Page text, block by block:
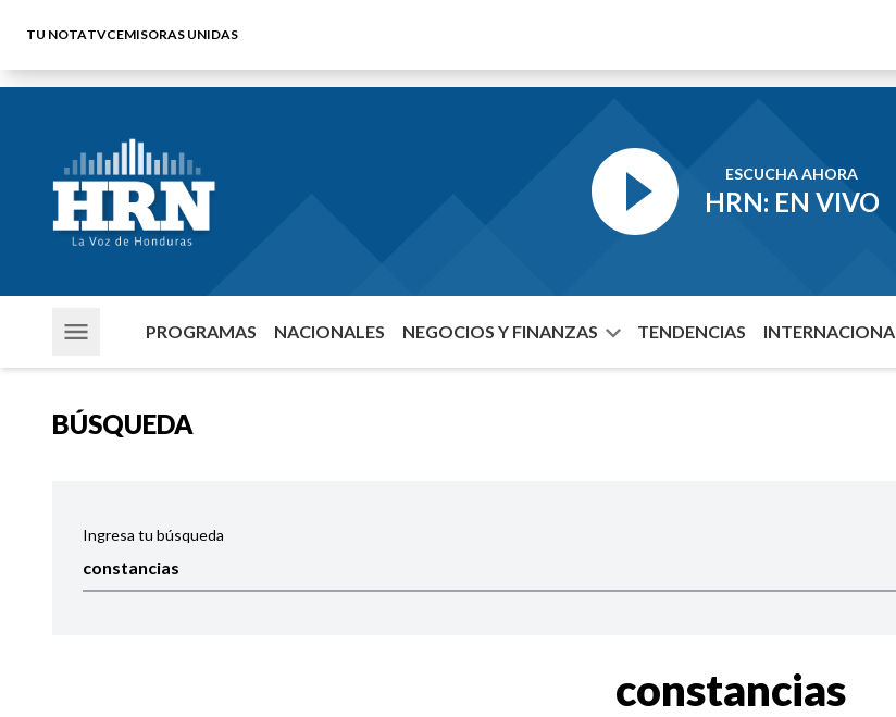
TU NOTATVCEMISORAS UNIDAS
ESCUCHA AHORA
HRN: EN VIVO
PROGRAMAS NACIONALES NEGOCIOS Y FINANZAS TENDENCIAS
BÚSQUEDA
Ingresa tu búsqueda
constancias